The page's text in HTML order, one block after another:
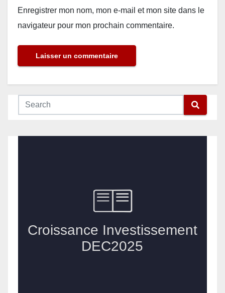
Enregistrer mon nom, mon e-mail et mon site dans le
navigateur pour mon prochain commentaire.